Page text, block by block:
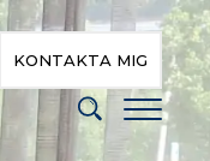
KONTAKTA MIG